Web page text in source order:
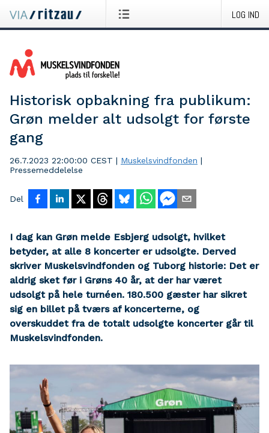
LOG IND
Historisk opbakning fra publikum:
Grøn melder alt udsolgt for første
gang
26.7.2023 22:00:00 CEST | Muskelsvindfonden |
Pressemeddelelse
Del
I dag kan Grøn melde Esbjerg udsolgt, hvilket
betyder, at alle 8 koncerter er udsolgte. Derved
skriver Muskelsvindfonden og Tuborg historie: Det er
aldrig sket før i Grøns 40 år, at der har været
udsolgt på hele turnéen. 180.500 gæster har sikret
sig en billet på tværs af koncerterne, og
overskuddet fra de totalt udsolgte koncerter går til
Muskelsvindfonden.